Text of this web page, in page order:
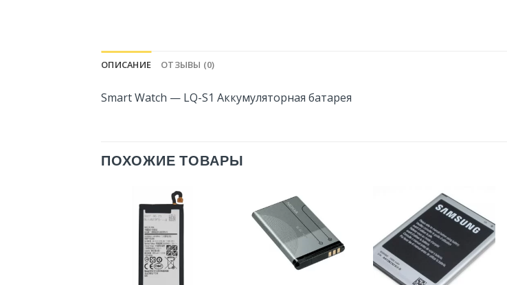
ОПИСАНИЕ ОТЗЫВЫ (0)
Smart Watch — LQ-S1 Аккумуляторная батарея
ПОХОЖИЕ ТОВАРЫ
Добавить
Избранное
Добавить
в
Избранное
Добавить
Избранное